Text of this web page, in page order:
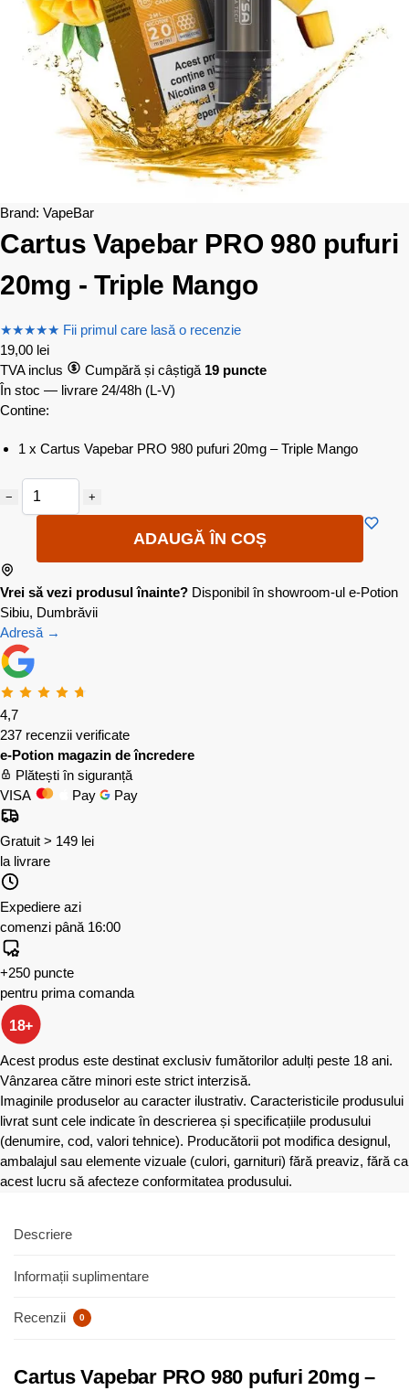
Brand: VapeBar
Cartus Vapebar PRO 980 pufuri
20mg - Triple Mango
★★★★★ Fii primul care lasă o recenzie
19,00 lei
TVA inclus
Cumpără și câștigă 19 puncte
În stoc — livrare 24/48h (L-V)
Contine:
1 x Cartus Vapebar PRO 980 pufuri 20mg – Triple Mango
− +
ADAUGĂ ÎN COȘ
Vrei să vezi produsul înainte? Disponibil în showroom-ul e-Potion
Sibiu, Dumbrăvii
Adresă →
4,7
237 recenzii verificate
e-Potion magazin de încredere
Plătești în siguranță
VISA
Pay Pay
Gratuit > 149 lei
la livrare
Expediere azi
comenzi până 16:00
+250 puncte
pentru prima comanda
18+
Acest produs este destinat exclusiv fumătorilor adulți peste 18 ani.
Vânzarea către minori este strict interzisă.
Imaginile produselor au caracter ilustrativ. Caracteristicile produsului
livrat sunt cele indicate în descrierea și specificațiile produsului
(denumire, cod, valori tehnice). Producătorii pot modifica designul,
ambalajul sau elemente vizuale (culori, garnituri) fără preaviz, fără ca
acest lucru să afecteze conformitatea produsului.
Descriere
Informații suplimentare
Recenzii 0
Cartus Vapebar PRO 980 pufuri 20mg –